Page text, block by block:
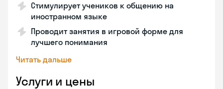
Стимулирует учеников к общению на
иностранном языке
Проводит занятия в игровой форме для
лучшего понимания
Читать дальше
Услуги и цены